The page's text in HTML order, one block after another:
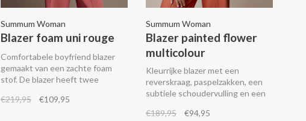
Summum Woman
Blazer foam uni rouge
Comfortabele boyfriend blazer
gemaakt van een zachte foam
stof. De blazer heeft twee
knopen en blinde ritsen onder
€219,95 €109,95
Summum Woman
Blazer painted flower
multicolour
Kleurrijke blazer met een
reverskraag, paspelzakken, een
subtiele schoudervulling en een
Combineer het met de
€189,95 €94,95